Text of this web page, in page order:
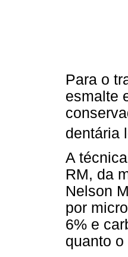
Para o
esmalte
dentária
A
RM, da
Nelson
por
6% e
quanto